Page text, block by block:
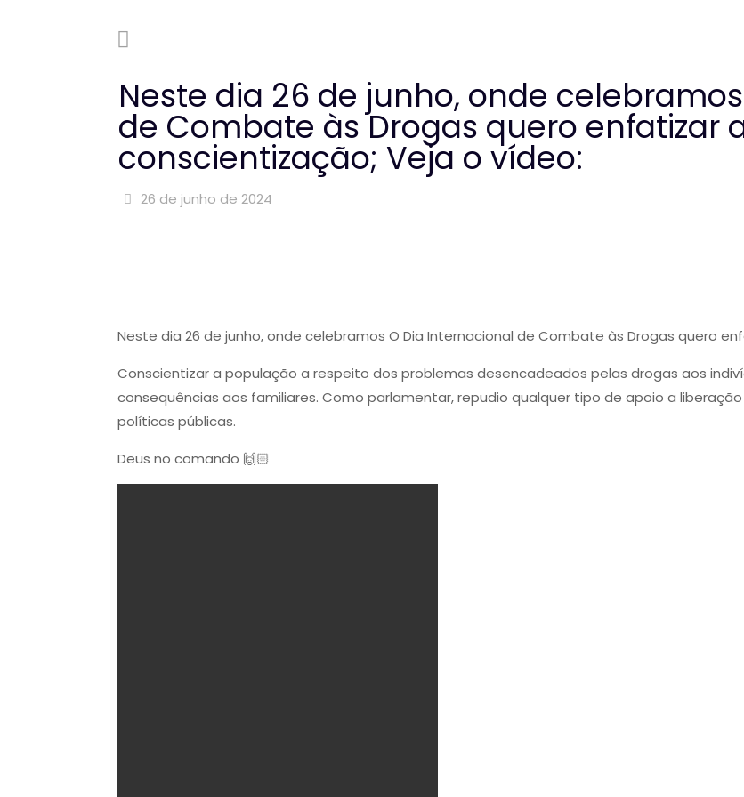
Neste dia 26 de junho, onde
de Combate às Drogas quero enfatizar
conscientização; Veja o vídeo:
26 de junho de 2024
Neste dia 26 de junho, onde celebramos O Dia Internacional de Combate às Drogas quero
Conscientizar a população a respeito dos problemas desencadeados pelas drogas aos
consequências aos familiares. Como parlamentar, repudio qualquer tipo de apoio a
políticas públicas.
Deus no comando 🙌🏻